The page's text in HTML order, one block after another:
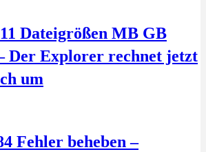
Dateigrößen MB GB
Der Explorer rechnet jetzt
um
Fehler beheben –